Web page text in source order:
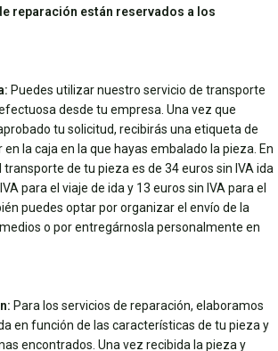
reparación están reservados a los
Puedes utilizar nuestro servicio de transporte
desde tu empresa. Una vez que
tu solicitud, recibirás una etiqueta de
la caja en la que hayas embalado la pieza. En
de tu pieza es de 34 euros sin IVA ida
para el viaje de ida y 13 euros sin IVA para el
puedes optar por organizar el envío de la
o por entregárnosla personalmente en
Para los servicios de reparación, elaboramos
en función de las características de tu pieza y
encontrados. Una vez recibida la pieza y